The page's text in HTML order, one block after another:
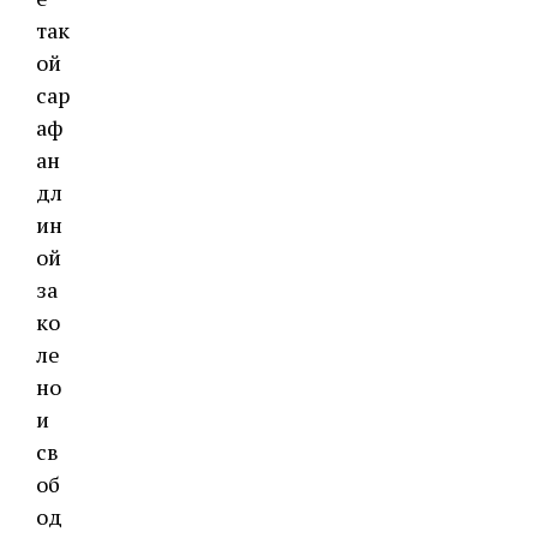
так
ой
сар
аф
ан
дл
ин
ой
за
ко
ле
но
и
св
об
од